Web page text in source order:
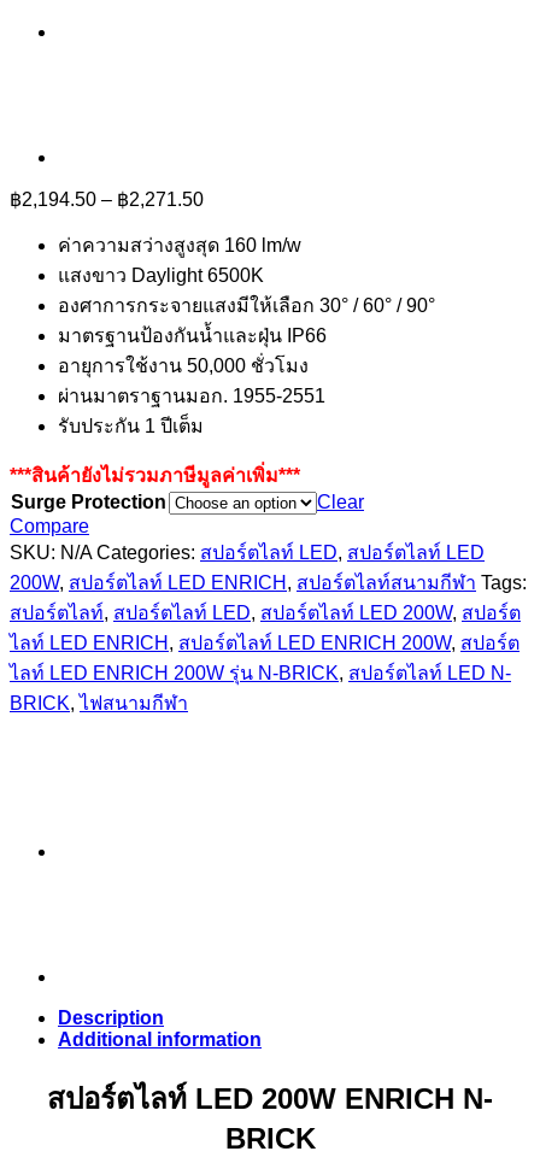
฿2,194.50 – ฿2,271.50Price
฿2,194.50
through
฿2,271.50
ค่าความสว่างสูงสุด 160 lm/w
แสงขาว Daylight 6500K
องศาการกระจายแสงมีให้เลือก 30° / 60° / 90°
มาตรฐานป้องกันน้ำและฝุ่น IP66
อายุการใช้งาน 50,000 ชั่วโมง
ผ่านมาตราฐานมอก. 1955-2551
รับประกัน 1 ปีเต็ม
***สินค้ายังไม่รวมภาษีมูลค่าเพิ่ม***
Surge Protection
Clear
Compare
SKU: N/A Categories: สปอร์ตไลท์ LED, สปอร์ตไลท์ LED
200W, สปอร์ตไลท์ LED ENRICH , สปอร์ตไลท์สนามกีฬา Tags:
สปอร์ตไลท์, สปอร์ตไลท์ LED, สปอร์ตไลท์ LED 200W, สปอร์ต
ไลท์ LED ENRICH , สปอร์ตไลท์ LED ENRICH 200W, สปอร์ต
ไลท์ LED ENRICH 200W รุ่น N-BRICK, สปอร์ตไลท์ LED N-
BRICK,ไฟสนามกีฬา
Description
Additional information
สปอร์ตไลท์ LED 200W ENRICH N-
BRICK